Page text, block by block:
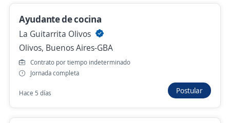
Ayudante de cocina
CELISÉ
Ramos Mejía, Buenos Aires-GBA
10 de julio
REHAB CENTER
Ayudante de cocina
La Guitarrita Olivos
Olivos, Buenos Aires-GBA
Contrato por tiempo indeterminado
Jornada completa
Hace 5 días Postular